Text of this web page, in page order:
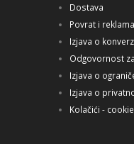
Dostava
Povrat i
Izjava o
Odgovornost
Izjava o
Izjava o
Kolačići -